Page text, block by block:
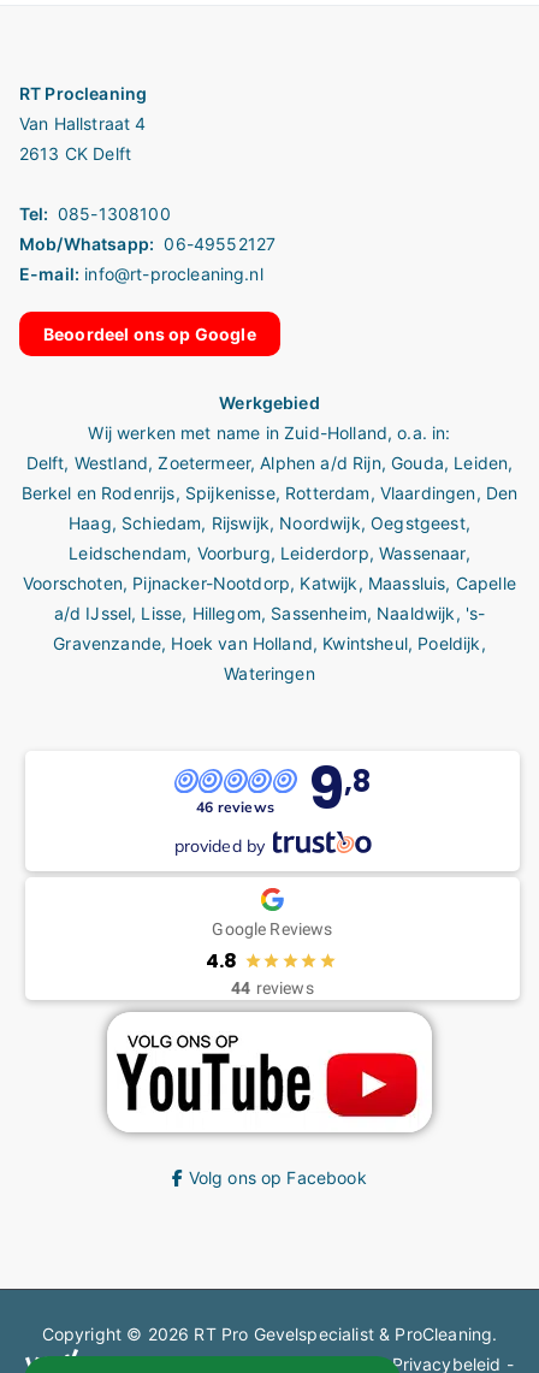
RT Procleaning
Van Hallstraat 4
2613 CK Delft
Tel: 085-1308100
Mob/Whatsapp: 06-49552127
E-mail: info@rt-procleaning.nl
Beoordeel ons op Google
Werkgebied
Wij werken met name inZuid-Holland, o.a. in:
Delft, Westland,Zoetermeer,Alphen a/d Rijn,Gouda, Leiden,
Berkel en Rodenrijs, Spijkenisse, Rotterdam, Vlaardingen, Den
Haag, Schiedam, Rijswijk, Noordwijk,Oegstgeest,
Leidschendam, Voorburg, Leiderdorp,Wassenaar,
Voorschoten, Pijnacker-Nootdorp, Katwijk, Maassluis, Capelle
a/d IJssel, Lisse, Hillegom, Sassenheim, Naaldwijk, 's-
Gravenzande, Hoek van Holland, Kwintsheul, Poeldijk,
Wateringen
46 reviews 9,8
provided by
Google Reviews
4.8
44 reviews
Volg ons op Facebook
Copyright © 2026 RT Pro Gevelspecialist & ProCleaning.
en steigerbouw gecertificeerd bedrijf.Privacybeleid -